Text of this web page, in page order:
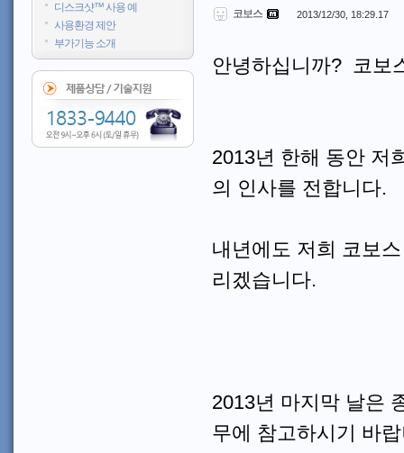
디스크샷™ 사용 예
사용환경 제안
부가기능 소개
코보스 2013/12/30, 18:29.17
안녕하십니까? 코보
2013년 한해 동안 저
의 인사를 전합니다.
내년에도 저희 코보
리겠습니다.
2013년 마지막 날은
무에 참고하시기 바